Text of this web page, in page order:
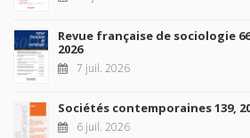
Revue française de sociologie
2026
7 juil. 2026
Sociétés contemporaines 139,
6 juil. 2026